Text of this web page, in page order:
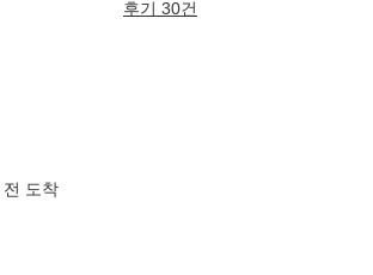
후기 30건
도착